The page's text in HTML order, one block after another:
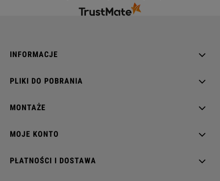
INFORMACJE
PLIKI DO POBRANIA
MONTAŻE
MOJE KONTO
PŁATNOŚCI I DOSTAWA